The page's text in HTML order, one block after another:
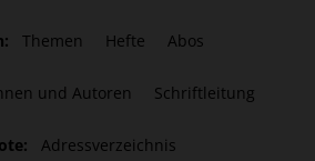
Themen Hefte Abos
und Autoren Schriftleitung
Adressverzeichnis